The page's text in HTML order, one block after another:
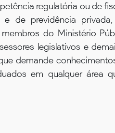
regulatória ou de
e de previdência
do Ministério
legislativos e
demande
em qualquer área